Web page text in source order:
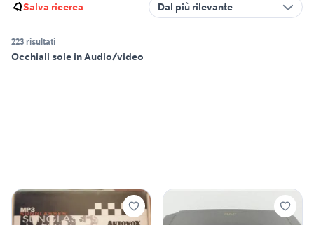
Salva ricerca Dal più rilevante
223 risultati
Occhiali sole in Audio/video